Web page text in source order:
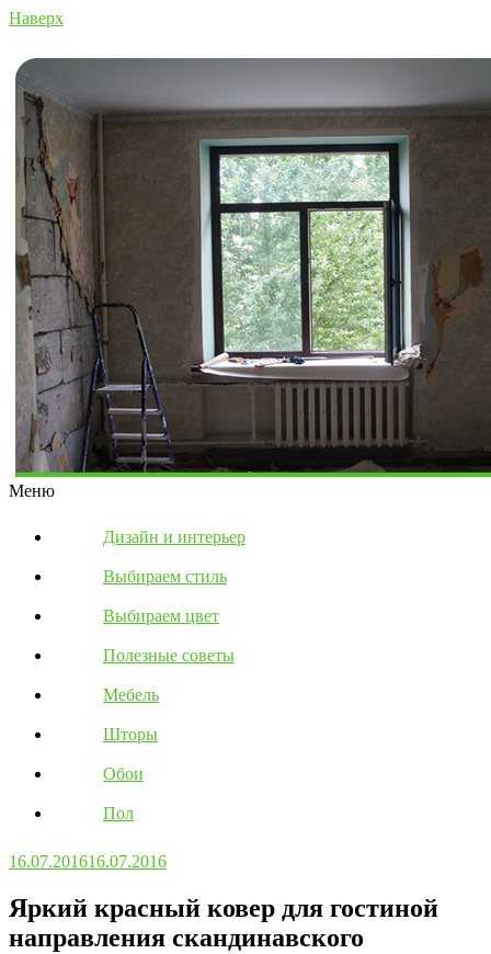
Наверх
Меню
Дизайн и интерьер
Выбираем стиль
Выбираем цвет
Полезные советы
Мебель
Шторы
Обои
Пол
16.07.201616.07.2016
Яркий красный ковер для гостиной
направления скандинавского